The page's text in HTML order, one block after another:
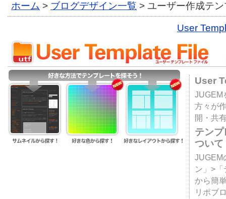
ホーム > ブログデザイン一覧 > ユーザー作成テ
User
User
JUGEM
方々が
開・共
テン
ついて
JUGEM
ン」>
から簡
リポブ